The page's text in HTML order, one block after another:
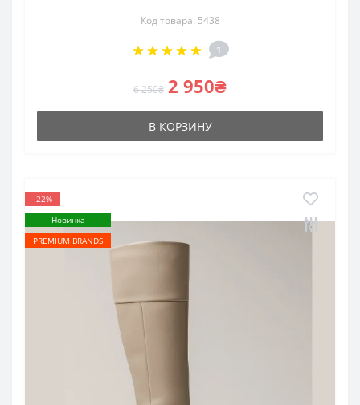
Код товара: 5438
1
6 250₴ 2 950₴
В КОРЗИНУ
-22%
Новинка
PREMIUM BRANDS